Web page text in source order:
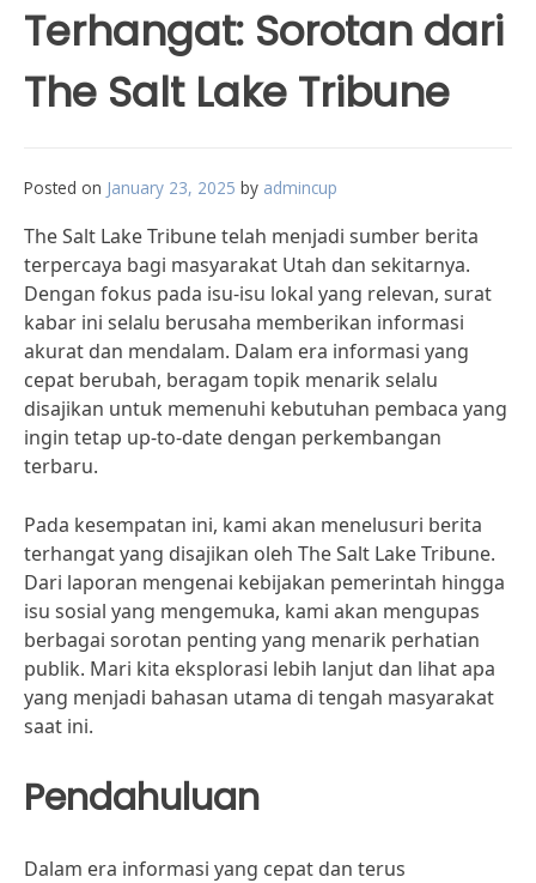
Terhangat: Sorotan dari
The Salt Lake Tribune
Posted on January 23, 2025 by admincup
The Salt Lake Tribune telah menjadi sumber berita
terpercaya bagi masyarakat Utah dan sekitarnya.
Dengan fokus pada isu-isu lokal yang relevan, surat
kabar ini selalu berusaha memberikan informasi
akurat dan mendalam. Dalam era informasi yang
cepat berubah, beragam topik menarik selalu
disajikan untuk memenuhi kebutuhan pembaca yang
ingin tetap up-to-date dengan perkembangan
terbaru.
Pada kesempatan ini, kami akan menelusuri berita
terhangat yang disajikan oleh The Salt Lake Tribune.
Dari laporan mengenai kebijakan pemerintah hingga
isu sosial yang mengemuka, kami akan mengupas
berbagai sorotan penting yang menarik perhatian
publik. Mari kita eksplorasi lebih lanjut dan lihat apa
yang menjadi bahasan utama di tengah masyarakat
saat ini.
Pendahuluan
Dalam era informasi yang cepat dan terus